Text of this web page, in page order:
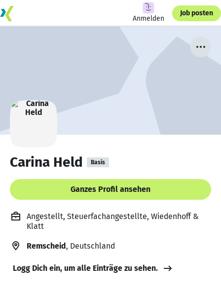
Anmelden
Job posten
Carina Held Basis
Ganzes Profil ansehen
Angestellt, Steuerfachangestellte, Wiedenhoff &
Klatt
Remscheid, Deutschland
Logg Dich ein, um alle Einträge zu sehen.